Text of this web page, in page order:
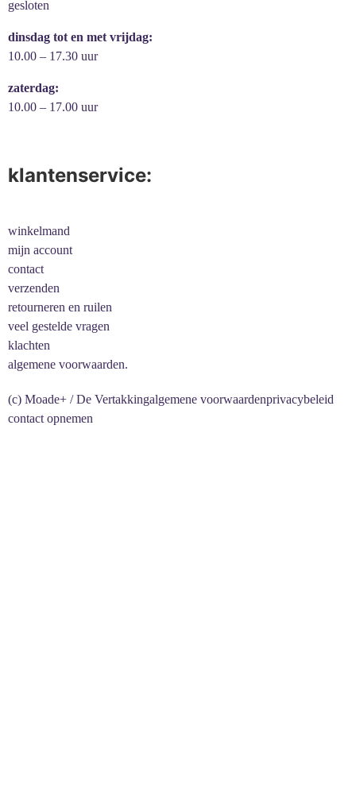
gesloten
dinsdag tot en met vrijdag:
10.00 – 17.30 uur
zaterdag:
10.00 – 17.00 uur
klantenservice:
winkelmand
mijn account
contact
verzenden
retourneren en ruilen
veel gestelde vragen
klachten
algemene voorwaarden.
(c) Moade+ / De Vertakkingalgemene voorwaardenprivacybeleid
contact opnemen